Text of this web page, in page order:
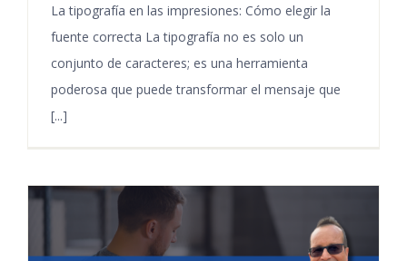
La tipografía en las impresiones: Cómo elegir la
fuente correcta La tipografía no es solo un
conjunto de caracteres; es una herramienta
poderosa que puede transformar el mensaje que
[...]